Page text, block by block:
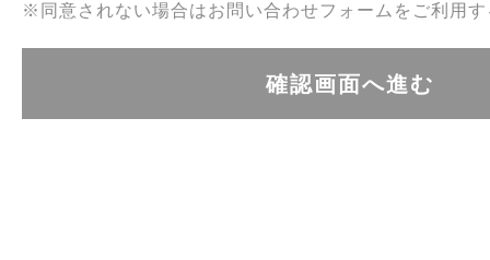
※同意されない場合はお問い合わせフォームをご利用